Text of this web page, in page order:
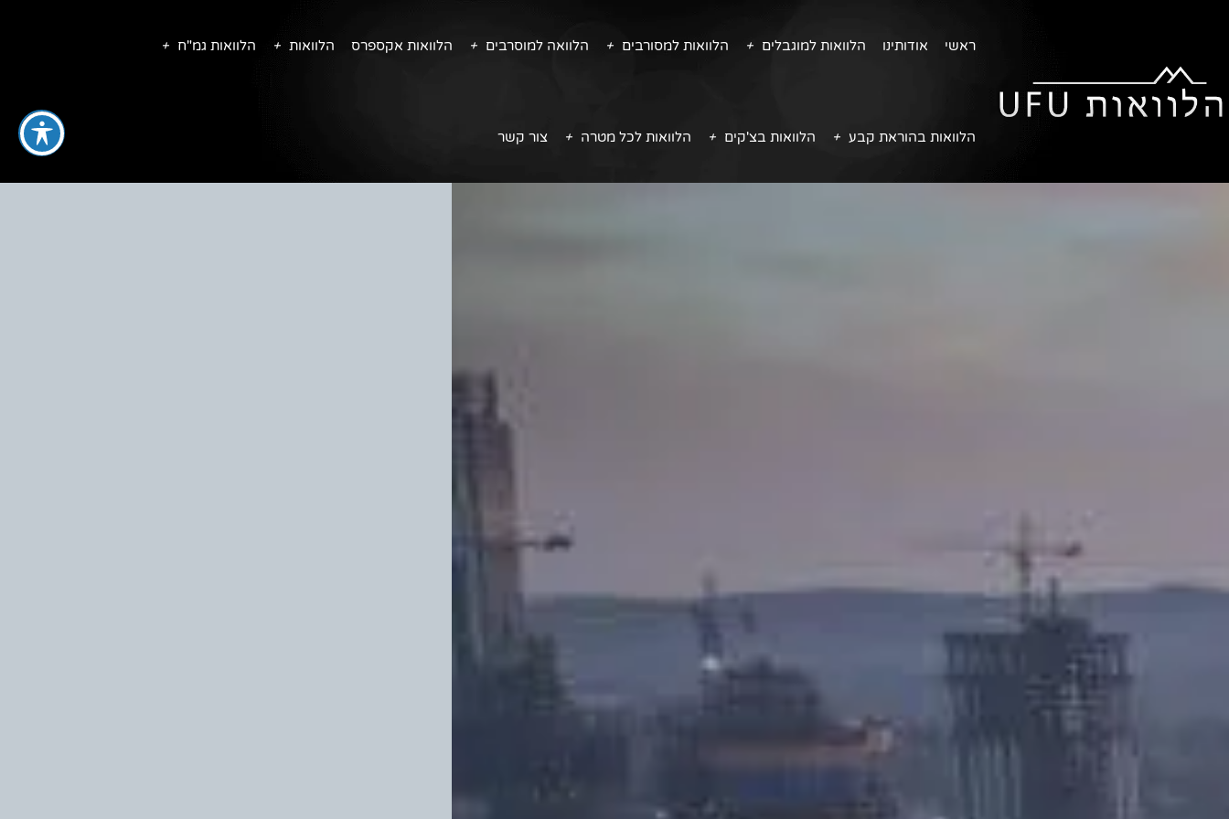
ראשי אודותינו הלוואות למוגבלים הלוואות למסורבים הלוואה למוסרבים הלוואות אקספרס הלוואות הלוואות גמ"ח
הלוואות בהוראת קבע הלוואות בצ'קים הלוואות לכל מטרה צור קשר